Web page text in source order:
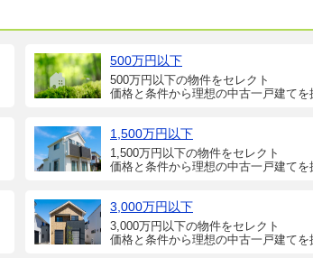
500万円以下
500万円以下の物件をセレクト
価格と条件から理想の中古一戸建てを
1,500万円以下
1,500万円以下の物件をセレクト
価格と条件から理想の中古一戸建てを
3,000万円以下
3,000万円以下の物件をセレクト
価格と条件から理想の中古一戸建てを